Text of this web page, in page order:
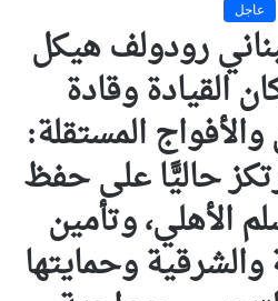
عاجل
رودولف هيكل
القيادة وقادة
المستقلة:
حاليًّا على حفظ
الأهلي، وتأمين
والشرقية وحمايتها